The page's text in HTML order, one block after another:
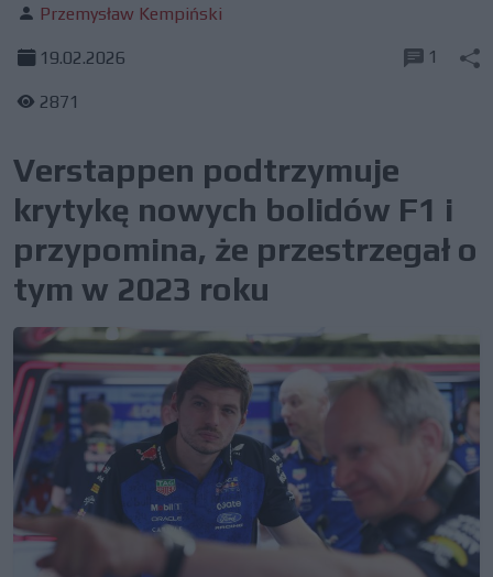
Przemysław Kempiński
19.02.2026
2871
1
Verstappen podtrzymuje
krytykę nowych bolidów F1 i
przypomina, że przestrzegał o
tym w 2023 roku